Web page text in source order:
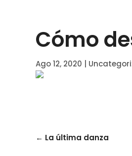
Cómo
Ago 12, 2020
← La última danza